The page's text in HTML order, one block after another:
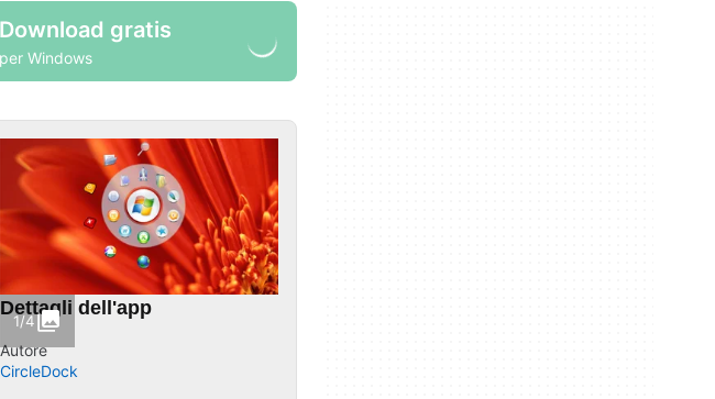
Download gratis
per Windows
1/4
Dettagli dell'app
Autore
CircleDock